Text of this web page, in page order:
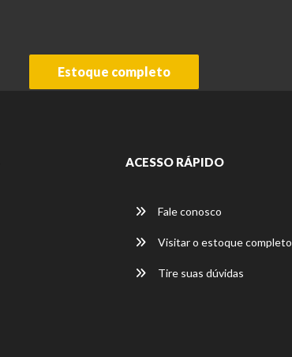
Estoque completo
ACESSO RÁPIDO
Fale conosco
Visitar o estoque completo
Tire suas dúvidas